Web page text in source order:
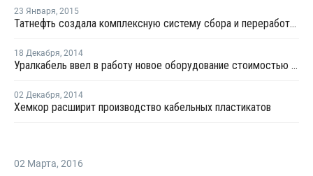
23 Января, 2015
Татнефть создала комплексную систему сбора и переработки отходов производства и потребления
18 Декабря, 2014
Уралкабель ввел в работу новое оборудование стоимостью EUR1 млн
02 Декабря, 2014
Хемкор расширит производство кабельных пластикатов
02 Марта, 2016